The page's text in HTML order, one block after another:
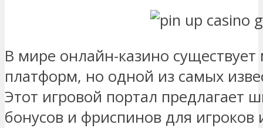
В мире онлайн-казино
платформ, но одной из самых
Этот игровой портал предлагает
бонусов и фриспинов для игроков